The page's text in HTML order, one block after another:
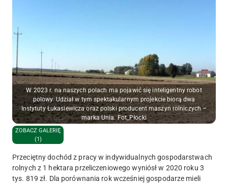
W 2023 r. na naszych polach ma pojawić się inteligentny robot
polowy. Udział w tym spektakularnym projekcie biorą dwa
Instytuty Łukasiewicza oraz polski producent maszyn rolniczych –
marka Unia. Fot_Płocki
ZOBACZ GALERIĘ
(1)
Przeciętny dochód z pracy w indywidualnych gospodarstwach
rolnych z 1 hektara przeliczeniowego wyniósł w 2020 roku 3
tys. 819 zł. Dla porównania rok wcześniej gospodarze mieli